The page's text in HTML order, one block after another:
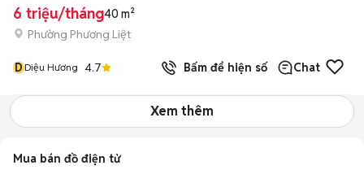
6 triệu/tháng40 m²
Phường Phương Liệt
DDiệu Hương 4.7 Bấm để hiện số Chat
Xem thêm
Mua bán đồ điện tử